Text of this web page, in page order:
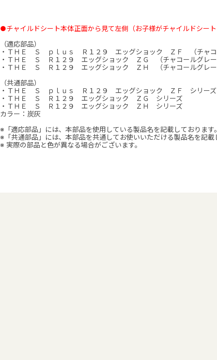
●チャイルドシート本体正面から見て左側（お子様がチャイルドシー
（適応部品）
・ＴＨＥ Ｓ ｐｌｕｓ Ｒ１２９ エッグショック ＺＦ （チャコ
・ＴＨＥ Ｓ Ｒ１２９ エッグショック ＺＧ （チャコールグレ
・ＴＨＥ Ｓ Ｒ１２９ エッグショック ＺＨ （チャコールグレ
（共通部品）
・ＴＨＥ Ｓ ｐｌｕｓ Ｒ１２９ エッグショック ＺＦ シリーズ
・ＴＨＥ Ｓ Ｒ１２９ エッグショック ＺＧ シリーズ
・ＴＨＥ Ｓ Ｒ１２９ エッグショック ＺＨ シリーズ
カラー：炭灰
※「適応部品」には、本部品を使用している製品名を記載しております
※「共通部品」には、本部品を共通してお使いいただける製品名を記載
※ 実際の部品と色が異なる場合がございます。